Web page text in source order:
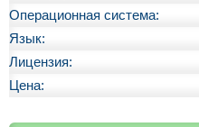
Операционная система:
Язык:
Лицензия:
Цена: